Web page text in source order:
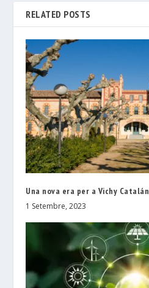
RELATED POSTS
Una nova era per a Vichy Catalán
1 Setembre, 2023